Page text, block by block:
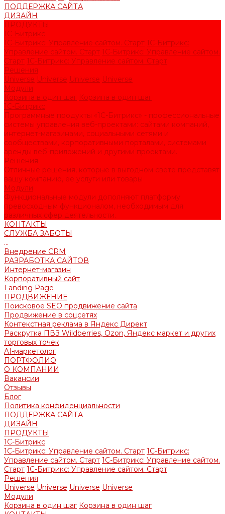
ПОДДЕРЖКА САЙТА
ДИЗАЙН
ПРОДУКТЫ
1С-Битрикс
1С-Битрикс: Управление сайтом. Старт 1С-Битрикс:
Управление сайтом. Старт 1С-Битрикс: Управление сайтом.
Старт 1С-Битрикс: Управление сайтом. Старт
Решения
Universe Universe Universe Universe
Модули
Корзина в один шаг Корзина в один шаг
1С-Битрикс
Программные продукты «1С-Битрикс» - профессиональные
системы управления веб-проектами: сайтами компаний,
интернет-магазинами, социальными сетями и
сообществами, корпоративными порталами, системами
аренды веб-приложений и другими проектами.
Решения
Отличные решения, которые в выгодном свете представят
вашу компанию, ее услуги или товары
Модули
Функциональные модули дополняют платформу
превосходным функционалом, необходимым для
различных сфер деятельности.
КОНТАКТЫ
СЛУЖБА ЗАБОТЫ
...
Внедрение CRM
РАЗРАБОТКА САЙТОВ
Интернет-магазин
Корпоративный сайт
Landing Page
ПРОДВИЖЕНИЕ
Поисковое SEO продвижение сайта
Продвижение в соцсетях
Контекстная реклама в Яндекс Директ
Раскрутка ПВЗ Wildberries, Ozon, Яндекс маркет и других
торговых точек
AI-маркетолог
ПОРТФОЛИО
О КОМПАНИИ
Вакансии
Отзывы
Блог
Политика конфиденциальности
ПОДДЕРЖКА САЙТА
ДИЗАЙН
ПРОДУКТЫ
1С-Битрикс
1С-Битрикс: Управление сайтом. Старт 1С-Битрикс:
Управление сайтом. Старт 1С-Битрикс: Управление сайтом.
Старт 1С-Битрикс: Управление сайтом. Старт
Решения
Universe Universe Universe Universe
Модули
Корзина в один шаг Корзина в один шаг